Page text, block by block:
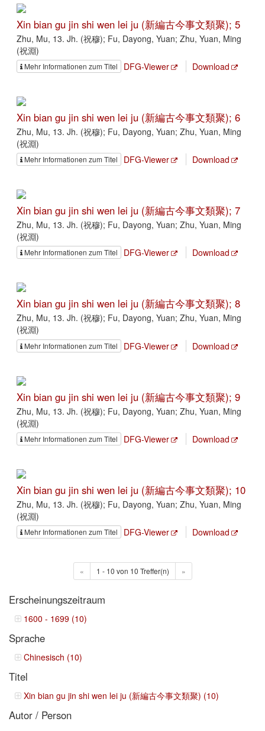
Xin bian gu jin shi wen lei ju (新編古今事文類聚); 5
Zhu, Mu, 13. Jh. (祝穆); Fu, Dayong, Yuan; Zhu, Yuan, Ming
(祝淵)
Mehr Informationen zum Titel DFG-Viewer Download
Xin bian gu jin shi wen lei ju (新編古今事文類聚); 6
Zhu, Mu, 13. Jh. (祝穆); Fu, Dayong, Yuan; Zhu, Yuan, Ming
(祝淵)
Mehr Informationen zum Titel DFG-Viewer Download
Xin bian gu jin shi wen lei ju (新編古今事文類聚); 7
Zhu, Mu, 13. Jh. (祝穆); Fu, Dayong, Yuan; Zhu, Yuan, Ming
(祝淵)
Mehr Informationen zum Titel DFG-Viewer Download
Xin bian gu jin shi wen lei ju (新編古今事文類聚); 8
Zhu, Mu, 13. Jh. (祝穆); Fu, Dayong, Yuan; Zhu, Yuan, Ming
(祝淵)
Mehr Informationen zum Titel DFG-Viewer Download
Xin bian gu jin shi wen lei ju (新編古今事文類聚); 9
Zhu, Mu, 13. Jh. (祝穆); Fu, Dayong, Yuan; Zhu, Yuan, Ming
(祝淵)
Mehr Informationen zum Titel DFG-Viewer Download
Xin bian gu jin shi wen lei ju (新編古今事文類聚); 10
Zhu, Mu, 13. Jh. (祝穆); Fu, Dayong, Yuan; Zhu, Yuan, Ming
(祝淵)
Mehr Informationen zum Titel DFG-Viewer Download
« 1 - 10 von 10 Treffer(n) »
Erscheinungszeitraum
1600 - 1699 (10)
Sprache
Chinesisch (10)
Titel
Xin bian gu jin shi wen lei ju (新編古今事文類聚) (10)
Autor / Person